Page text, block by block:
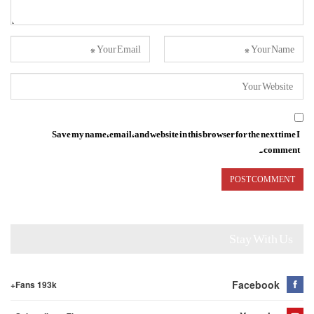
Save my name, email, and website in this browser for the next time I
comment.
Facebook
Fans 193k+